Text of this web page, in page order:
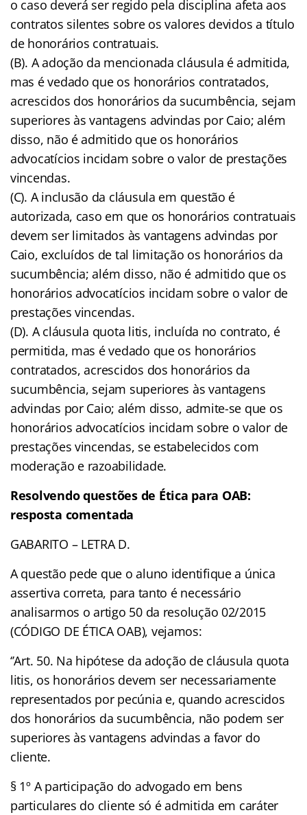
o caso deverá ser regido pela disciplina afeta aos
contratos silentes sobre os valores devidos a título
de honorários contratuais.
(B). A adoção da mencionada cláusula é admitida,
mas é vedado que os honorários contratados,
acrescidos dos honorários da sucumbência, sejam
superiores às vantagens advindas por Caio; além
disso, não é admitido que os honorários
advocatícios incidam sobre o valor de prestações
vincendas.
(C). A inclusão da cláusula em questão é
autorizada, caso em que os honorários contratuais
devem ser limitados às vantagens advindas por
Caio, excluídos de tal limitação os honorários da
sucumbência; além disso, não é admitido que os
honorários advocatícios incidam sobre o valor de
prestações vincendas.
(D). A cláusula quota litis, incluída no contrato, é
permitida, mas é vedado que os honorários
contratados, acrescidos dos honorários da
sucumbência, sejam superiores às vantagens
advindas por Caio; além disso, admite-se que os
honorários advocatícios incidam sobre o valor de
prestações vincendas, se estabelecidos com
moderação e razoabilidade.
Resolvendo questões de Ética para OAB:
resposta comentada
GABARITO – LETRA D.
A questão pede que o aluno identifique a única
assertiva correta, para tanto é necessário
analisarmos o artigo 50 da resolução 02/2015
(CÓDIGO DE ÉTICA OAB), vejamos:
‘’Art. 50. Na hipótese da adoção de cláusula quota
litis, os honorários devem ser necessariamente
representados por pecúnia e, quando acrescidos
dos honorários da sucumbência, não podem ser
superiores às vantagens advindas a favor do
cliente.
§ 1º A participação do advogado em bens
particulares do cliente só é admitida em caráter